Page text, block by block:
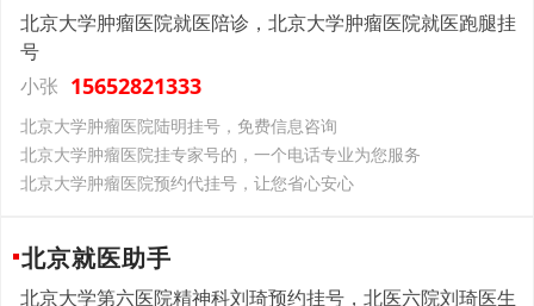
北京大学肿瘤医院就医陪诊，北京大学肿瘤医院就医跑腿挂
号
小张 15652821333
北京大学肿瘤医院陆明挂号，免费信息咨询
北京大学肿瘤医院挂专家号的，一个电话专业为您服务
北京大学肿瘤医院预约代挂号，让您省心安心
北京就医助手
北京大学第六医院精神科刘琦预约挂号，北医六院刘琦医生